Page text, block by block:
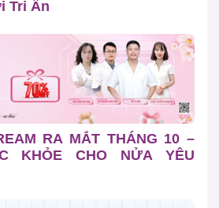
Tri Ân
RA MẮT THÁNG 10 –
KHỎE CHO NỬA YÊU